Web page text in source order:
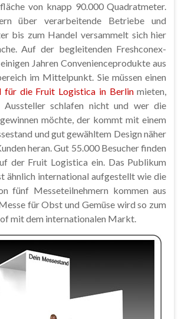
von knapp 90.000 Quadratmeter.
über verarbeitende Betriebe und
bis zum Handel versammelt sich hier
Auf der begleitenden Freshconex-
Jahren Convenienceprodukte aus
im Mittelpunkt. Sie müssen einen
für die Fruit Logistica in Berlinmieten,
Aussteller schlafen nicht und wer die
möchte, der kommt mit einem
und gut gewähltem Design näher
heran. Gut 55.000 Besucher finden
der Fruit Logistica ein. Das Publikum
ähnlich international aufgestellt wie die
fünf Messeteilnehmern kommen aus
für Obst und Gemüse wird so zum
mit dem internationalen Markt.